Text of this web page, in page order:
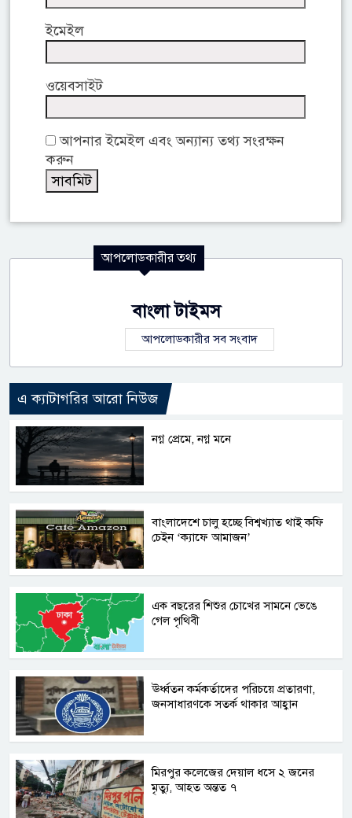
ইমেইল
ওয়েবসাইট
আপনার ইমেইল এবং অন্যান্য তথ্য সংরক্ষন
করুন
আপলোডকারীর তথ্য
বাংলা টাইমস
আপলোডকারীর সব সংবাদ
এ ক্যাটাগরির আরো নিউজ
নগ্ন প্রেমে, নগ্ন মনে
বাংলাদেশে চালু হচ্ছে বিশ্বখ্যাত থাই কফি
চেইন ‘ক্যাফে আমাজন’
এক বছরের শিশুর চোখের সামনে ভেঙে
গেল পৃথিবী
ঊর্ধ্বতন কর্মকর্তাদের পরিচয়ে প্রতারণা,
জনসাধারণকে সতর্ক থাকার আহ্বান
মিরপুর কলেজের দেয়াল ধসে ২ জনের
মৃত্যু, আহত অন্তত ৭